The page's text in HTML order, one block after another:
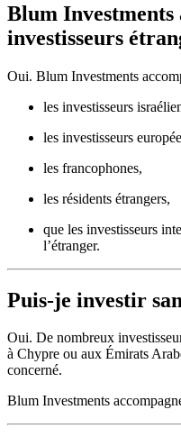
Blum Investments
investisseurs
Oui. Blum Investments
les investisseurs
les investisseurs
les francophones,
les résidents étrangers,
que les investisseurs
l’étranger.
Puis-je investir
Oui. De nombreux
à Chypre ou aux Émirats
concerné.
Blum Investments